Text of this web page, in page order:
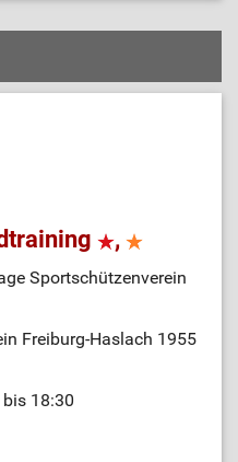
,
Sportschützenverein
Freiburg-Haslach 1955
18:30